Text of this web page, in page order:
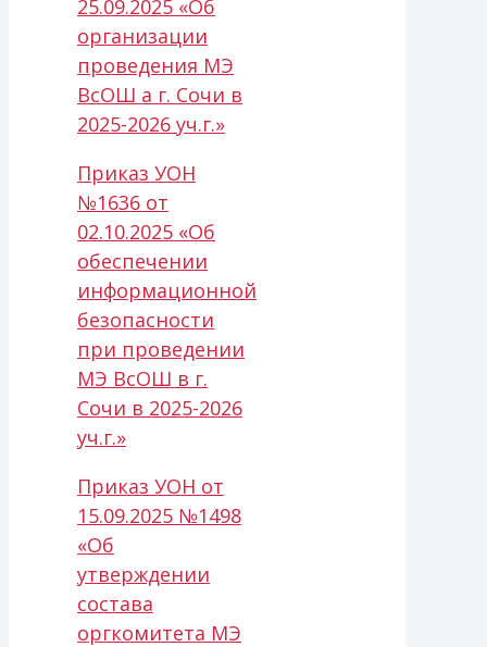
25.09.2025 «Об
организации
проведения МЭ
ВсОШ а г. Сочи в
2025-2026 уч.г.»
Приказ УОН
№1636 от
02.10.2025 «Об
обеспечении
информационной
безопасности
при проведении
МЭ ВсОШ в г.
Сочи в 2025-2026
уч.г.»
Приказ УОН от
15.09.2025 №1498
«Об
утверждении
состава
оргкомитета МЭ